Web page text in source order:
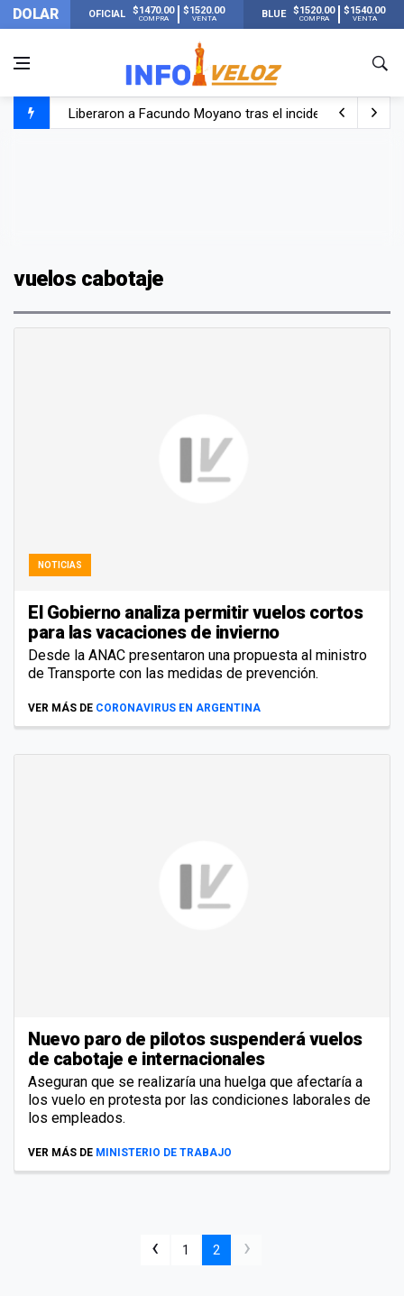
DOLAR OFICIAL $1470.00
COMPRA
$1520.00
VENTA BLUE $1520.00
COMPRA
$1540.00
VENTA
Liberaron a Facundo Moyano tras el incidente con
Tensión diplomática: Brasil no enviará a su embajador
vuelos cabotaje
NOTICIAS
El Gobierno analiza permitir vuelos cortos
para las vacaciones de invierno
Desde la ANAC presentaron una propuesta al ministro
de Transporte con las medidas de prevención.
VER MÁS DE CORONAVIRUS EN ARGENTINA
Nuevo paro de pilotos suspenderá vuelos
de cabotaje e internacionales
Aseguran que se realizaría una huelga que afectaría a
los vuelo en protesta por las condiciones laborales de
los empleados.
VER MÁS DE MINISTERIO DE TRABAJO
‹ 1 2 ›